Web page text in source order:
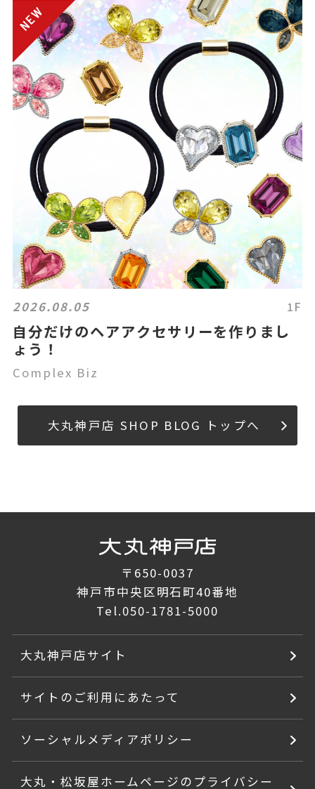
2026.08.05 1F
自分だけのヘアアクセサリーを作りまし
ょう！
Complex Biz
大丸神戸店 SHOP BLOG トップへ
〒650-0037
神戸市中央区明石町40番地
Tel.050-1781-5000
大丸神戸店サイト
サイトのご利用にあたって
ソーシャルメディアポリシー
大丸・松坂屋ホームページのプライバシー